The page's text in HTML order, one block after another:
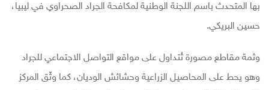
بها المتحدث باسم اللجنة الوطنية لمكافحة الجراد الصحراوي في ليبيا،
حسين البريكي.
وثمة مقاطع مصورة تُتداول على مواقع التواصل الاجتماعي للجراد
وهو يحط على المحاصيل الزراعية وحشائش الوديان، كما وثّق المركز